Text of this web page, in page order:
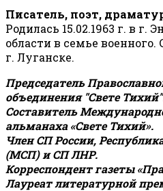
Писатель, поэт,
Родилась 15.02.1963 г. в г.
области в семье военного.
г. Луганске.
Председатель
объединения "Свете
Составитель
альманаха «Свете Тихий».
Член СП России,
(МСП) и СП ЛНР.
Корреспондент газеты
Лауреат литературной